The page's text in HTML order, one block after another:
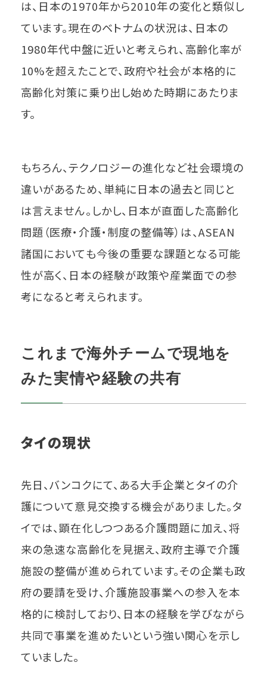
は、日本の1970年から2010年の変化と類似し
ています。現在のベトナムの状況は、日本の
1980年代中盤に近いと考えられ、高齢化率が
10%を超えたことで、政府や社会が本格的に
高齢化対策に乗り出し始めた時期にあたりま
す。
もちろん、テクノロジーの進化など社会環境の
違いがあるため、単純に日本の過去と同じと
は言えません。しかし、日本が直面した高齢化
問題（医療・介護・制度の整備等）は、ASEAN
諸国においても今後の重要な課題となる可能
性が高く、日本の経験が政策や産業面での参
考になると考えられます。
これまで海外チームで現地を
みた実情や経験の共有
タイの現状
先日、バンコクにて、ある大手企業とタイの介
護について意見交換する機会がありました。タ
イでは、顕在化しつつある介護問題に加え、将
来の急速な高齢化を見据え、政府主導で介護
施設の整備が進められています。その企業も政
府の要請を受け、介護施設事業への参入を本
格的に検討しており、日本の経験を学びながら
共同で事業を進めたいという強い関心を示し
ていました。